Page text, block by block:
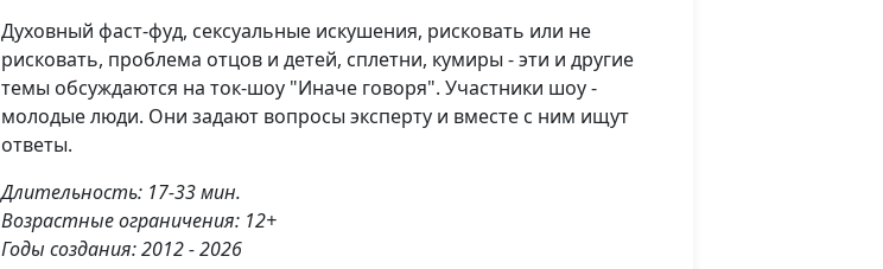
Духовный фаст-фуд, сексуальные искушения, рисковать или не
рисковать, проблема отцов и детей, сплетни, кумиры - эти и другие
темы обсуждаются на ток-шоу "Иначе говоря". Участники шоу -
молодые люди. Они задают вопросы эксперту и вместе с ним ищут
ответы.
Длительность: 17-33 мин.
Возрастные ограничения: 12+
Годы создания: 2012 - 2026